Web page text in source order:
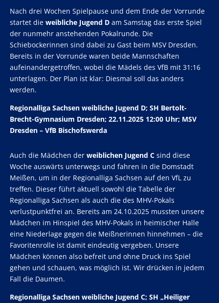
Nach drei Wochen Spielpause und dem Ende der Vorrunde
startet die weibliche Jugend D am Samstag das erste Spiel
der nunmehr anstehenden Pokalrunde. Die
Schiebockerinnen sind dabei zu Gast beim MSV Dresden.
Bereits in der Vorrunde waren beide Mannschaften
aufeinandergetroffen, wobei die Mädels des VfB mit 31:16
unterlagen. Der Plan ist klar: Diesmal soll das anders
werden.
Regionalliga Sachsen weibliche Jugend D; SH Bertolt-
Brecht-Gymnasium Dresden; 22.11.2025 12:00 Uhr; MSV
Dresden – VfB Bischofswerda
Auch die Mädchen der weiblichen Jugend C sind diese
Woche auswärts unterwegs und fahren in die Domstadt
Meißen, um in der Regionalliga Sachsen auf den VfL zu
treffen. Dieser führt aktuell sowohl die Tabelle der
Regionalliga Sachsen als auch die des MHV-Pokals
verlustpunktfrei an. Bereits am 24.10.2025 mussten unsere
Mädchen im Hinspiel des MHV-Pokals in heimischer Halle
eine Niederlage gegen die Meißnerinnen hinnehmen – die
Favoritenrolle ist damit eindeutig vergeben. Unsere
Mädchen können also befreit und ohne Druck ins Spiel
gehen und schauen, was möglich ist. Wir drücken in jedem
Fall die Daumen.
Regionalliga Sachsen weibliche Jugend C; SH „Heiliger